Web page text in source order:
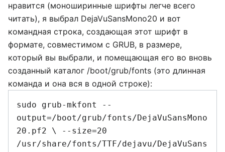
нравится (моноширинные шрифты легче всего
читать), я выбрал DejaVuSansMono20 и вот
командная строка, создающая этот шрифт в
формате, совместимом с GRUB, в размере,
который вы выбрали, и помещающая его во вновь
созданный каталог /boot/grub/fonts (это длинная
команда и она вся в одной строке):
sudo grub-mkfont --
output=/boot/grub/fonts/DejaVuSansMono
20.pf2 \ --size=20
/usr/share/fonts/TTF/dejavu/DejaVuSans